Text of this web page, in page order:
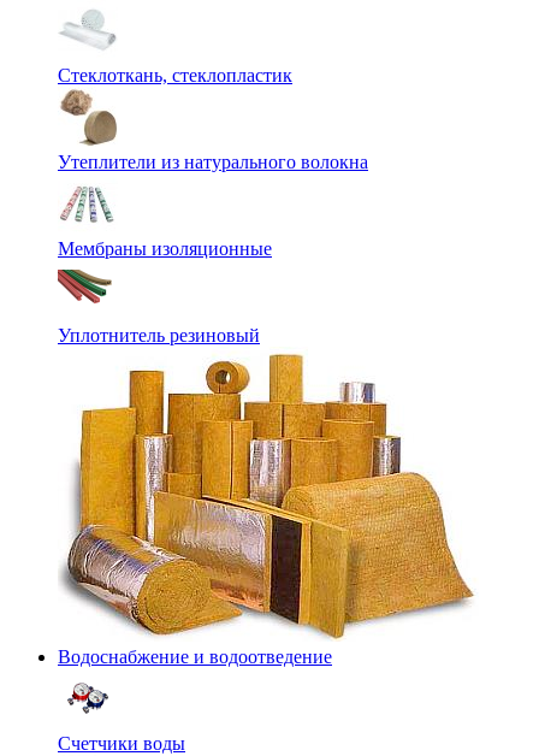
Стеклоткань, стеклопластик
Утеплители из натурального волокна
Мембраны изоляционные
Уплотнитель резиновый
Водоснабжение и водоотведение
Счетчики воды